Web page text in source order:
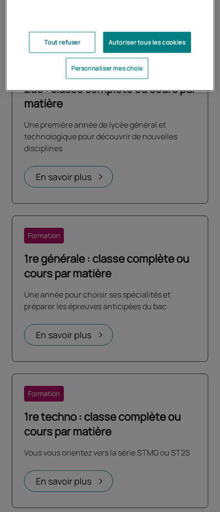
2de : classe complète ou cours par
matière
Une première année de lycée général et
technologique pour découvrir de nouvelles
disciplines
En savoir plus
1re générale : classe complète ou
cours par matière
Formation
Une année pour choisir ses spécialités et
préparer les épreuves anticipées du bac
En savoir plus
1re techno : classe complète ou
cours par matière
Formation
Vous vous orientez vers la série STMG ou ST2S
En savoir plus
Tout refuser Autoriser tous les cookies
Personnaliser mes choix